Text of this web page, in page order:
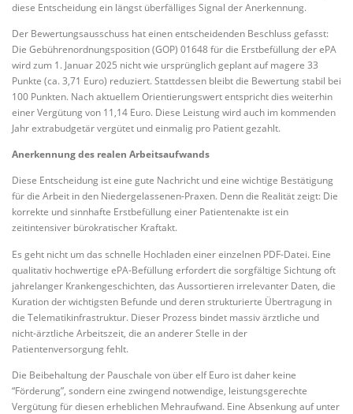
diese Entscheidung ein längst überfälliges Signal der Anerkennung.
Der Bewertungsausschuss hat einen entscheidenden Beschluss gefasst:
Die Gebührenordnungsposition (GOP) 01648 für die Erstbefüllung der ePA
wird zum 1. Januar 2025 nicht wie ursprünglich geplant auf magere 33
Punkte (ca. 3,71 Euro) reduziert. Stattdessen bleibt die Bewertung stabil bei
100 Punkten. Nach aktuellem Orientierungswert entspricht dies weiterhin
einer Vergütung von 11,14 Euro. Diese Leistung wird auch im kommenden
Jahr extrabudgetär vergütet und einmalig pro Patient gezahlt.
Anerkennung des realen Arbeitsaufwands
Diese Entscheidung ist eine gute Nachricht und eine wichtige Bestätigung
für die Arbeit in den Niedergelassenen-Praxen. Denn die Realität zeigt: Die
korrekte und sinnhafte Erstbefüllung einer Patientenakte ist ein
zeitintensiver bürokratischer Kraftakt.
Es geht nicht um das schnelle Hochladen einer einzelnen PDF-Datei. Eine
qualitativ hochwertige ePA-Befüllung erfordert die sorgfältige Sichtung oft
jahrelanger Krankengeschichten, das Aussortieren irrelevanter Daten, die
Kuration der wichtigsten Befunde und deren strukturierte Übertragung in
die Telematikinfrastruktur. Dieser Prozess bindet massiv ärztliche und
nicht-ärztliche Arbeitszeit, die an anderer Stelle in der
Patientenversorgung fehlt.
Die Beibehaltung der Pauschale von über elf Euro ist daher keine
“Förderung”, sondern eine zwingend notwendige, leistungsgerechte
Vergütung für diesen erheblichen Mehraufwand. Eine Absenkung auf unter